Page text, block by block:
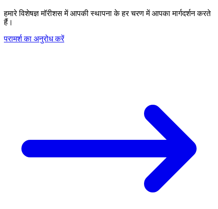
हमारे विशेषज्ञ मॉरीशस में आपकी स्थापना के हर चरण में आपका मार्गदर्शन करते
हैं।
परामर्श का अनुरोध करें